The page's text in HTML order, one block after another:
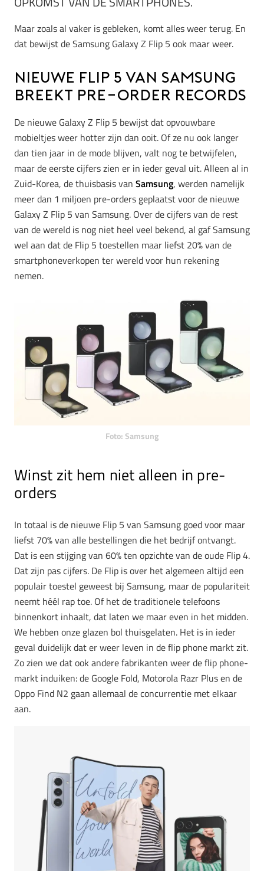
Maar zoals al vaker is gebleken, komt alles weer terug. En
dat bewijst de Samsung Galaxy Z Flip 5 ook maar weer.
Nieuwe Flip 5 van Samsung
breekt pre-order records
De nieuwe Galaxy Z Flip 5 bewijst dat opvouwbare
mobieltjes weer hotter zijn dan ooit. Of ze nu ook langer
dan tien jaar in de mode blijven, valt nog te betwijfelen,
maar de eerste cijfers zien er in ieder geval uit. Alleen al in
Zuid-Korea, de thuisbasis van Samsung, werden namelijk
meer dan 1 miljoen pre-orders geplaatst voor de nieuwe
Galaxy Z Flip 5 van Samsung. Over de cijfers van de rest
van de wereld is nog niet heel veel bekend, al gaf Samsung
wel aan dat de Flip 5 toestellen maar liefst 20% van de
smartphoneverkopen ter wereld voor hun rekening
nemen.
Foto: Samsung
Winst zit hem niet alleen in pre-
orders
In totaal is de nieuwe Flip 5 van Samsung goed voor maar
liefst 70% van alle bestellingen die het bedrijf ontvangt.
Dat is een stijging van 60% ten opzichte van de oude Flip 4.
Dat zijn pas cijfers. De Flip is over het algemeen altijd een
populair toestel geweest bij Samsung, maar de populariteit
neemt héél rap toe. Of het de traditionele telefoons
binnenkort inhaalt, dat laten we maar even in het midden.
We hebben onze glazen bol thuisgelaten. Het is in ieder
geval duidelijk dat er weer leven in de flip phone markt zit.
Zo zien we dat ook andere fabrikanten weer de flip phone-
markt induiken: de Google Fold, Motorola Razr Plus en de
Oppo Find N2 gaan allemaal de concurrentie met elkaar
aan.